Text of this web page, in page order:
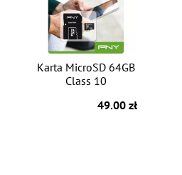
Karta MicroSD 64GB
Class 10
49.00 zł